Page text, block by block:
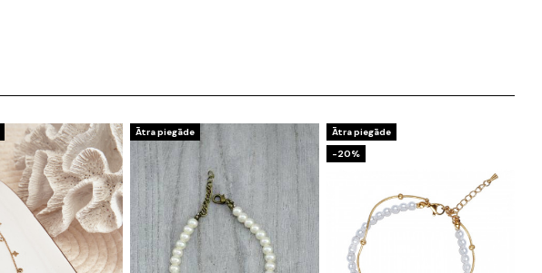
Ātra piegāde
Ātra piegāde
-20%